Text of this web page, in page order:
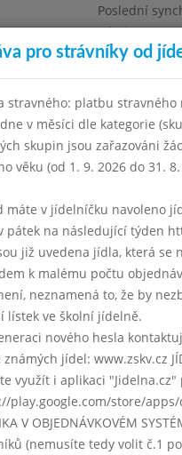
Poslední
Pátek
Omezení
Chodov, Praha 4,
Kontakty a informace
Říjen 2006 Listopad 2006
2006
ze zeleného
Uzená sekaná,
mandarinka, džus
ze zeleného
Bramborový
mandarinka, džus
pro strávníky od
stravného: platbu stravného
v měsíci dle kategorie
skupin jsou zařazováni
věku (od 1. 9. 2026 do 31.
máte v jídelníčku navoleno
pátek na následující týden
již uvedena jídla, která se
k malému počtu
neznamená to, že by
lístek ve školní jídelně.
nového hesla
jídel: www.zskv.cz
využít i aplikaci
play.google.com/store/
V OBJEDNÁVKOVÉM
(nemusíte tedy volit č.1